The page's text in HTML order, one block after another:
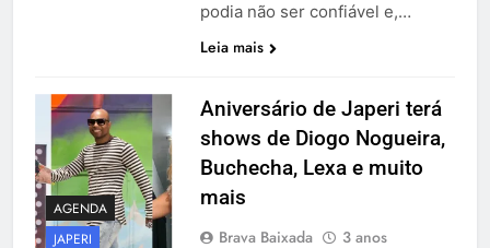
podia não ser confiável e,…
Leia mais
AGENDA
JAPERI
Aniversário de Japeri terá
shows de Diogo Nogueira,
Buchecha, Lexa e muito
mais
Brava Baixada
3 anos